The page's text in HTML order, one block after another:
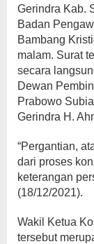
Gerindra Kab.
Badan
Bambang
malam. Surat
secara
Dewan
Prabowo
Gerindra H.
“Pergantian,
dari proses
keterangan
(18/12/2021).
Wakil Ketua
tersebut